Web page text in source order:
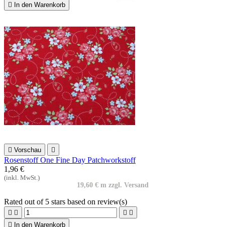

In den Warenkorb
 Vorschau 
Rosenstoff One Fine Day Patchworkstoff
1,96 €
(inkl. MwSt.)
19,60 € m zzgl. Versand
Rated out of 5 stars based on review(s)
   

In den Warenkorb